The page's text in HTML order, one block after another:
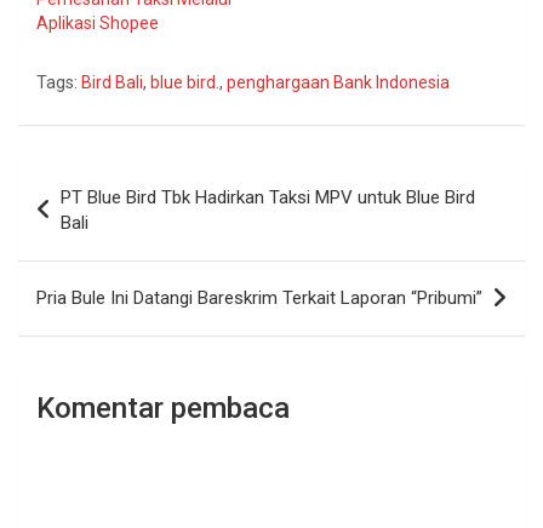
Aplikasi Shopee
Tags: Bird Bali, blue bird., penghargaan Bank Indonesia
pos
PT Blue Bird Tbk Hadirkan Taksi MPV untuk Blue Bird
Bali
Pria Bule Ini Datangi Bareskrim Terkait Laporan “Pribumi”
Komentar pembaca